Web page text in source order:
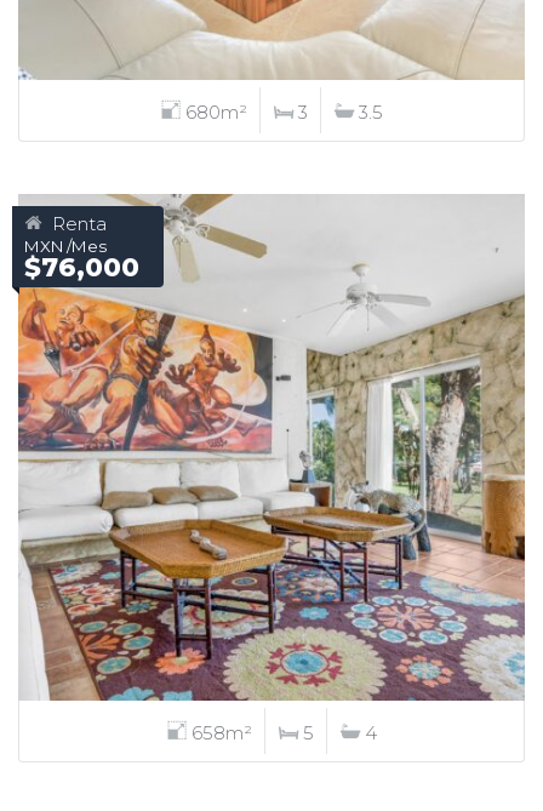
680m² 3 3.5
Renta
MXN /Mes
$76,000
658m² 5 4